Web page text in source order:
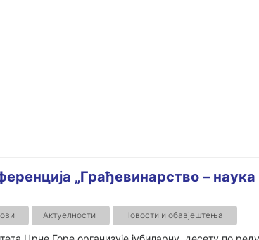
„Грађевинарство – наука
Актуелности Новости и обавјештења